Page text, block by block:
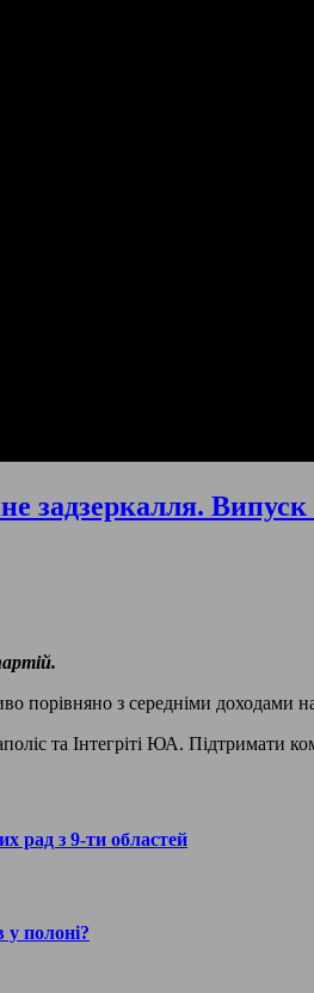
задзеркалля. Випуск
порівняно з середніми доходами
та Інтегріті ЮА. Підтримати
рад з 9-ти областей
полоні?